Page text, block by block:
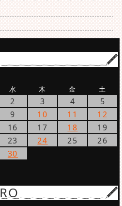
水 木 金 土
2 3 4
5
9 10 11
12
16 17 18
19
23 24 25
26
30